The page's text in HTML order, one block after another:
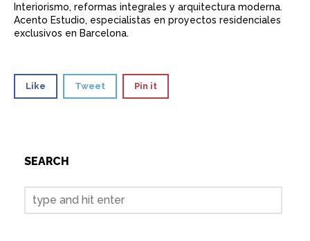
Interiorismo, reformas integrales y arquitectura moderna.
Acento Estudio, especialistas en proyectos residenciales
exclusivos en Barcelona.
Like Tweet Pin it
SEARCH